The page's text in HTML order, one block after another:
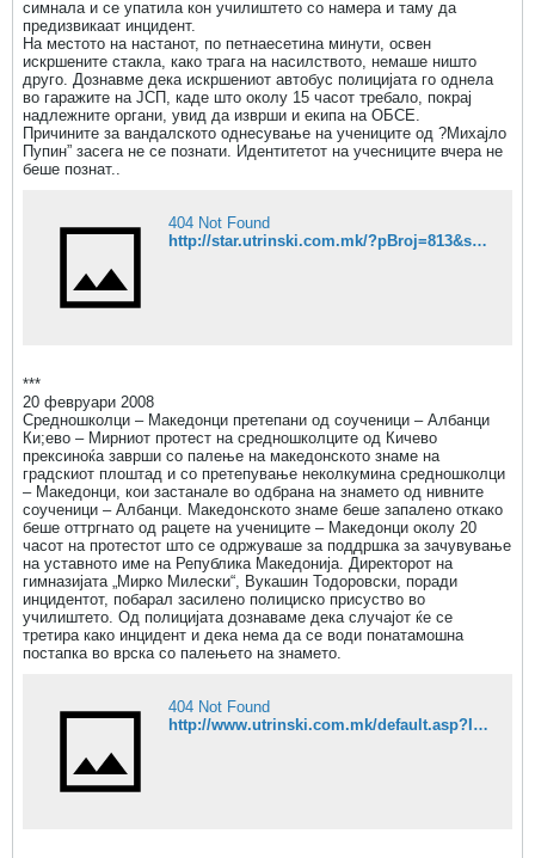
симнала и се упатила кон училиштето со намера и таму да
предизвикаат инцидент.
На местото на настанот, по петнаесетина минути, освен
искршените стакла, како трага на насилството, немаше ништо
друго. Дознавме дека искршениот автобус полицијата го однела
во гаражите на ЈСП, каде што околу 15 часот требало, покрај
надлежните органи, увид да изврши и екипа на ОБСЕ.
Причините за вандалското однесување на учениците од ?Михајло
Пупин” засега не се познати. Идентитетот на учесниците вчера не
беше познат..
404 Not Found
http://star.utrinski.com.mk/?pBroj=813&stID=4557&pR=3
***
20 февруари 2008
Средношколци – Македонци претепани од соученици – Албанци
Ки;ево – Мирниот протест на средношколците од Кичево
прексиноќа заврши со палење на македонското знаме на
градскиот плоштад и со претепување неколкумина средношколци
– Македонци, кои застанале во одбрана на знамето од нивните
соученици – Албанци. Македонското знаме беше запалено откако
беше оттргнато од рацете на учениците – Македонци околу 20
часот на протестот што се одржуваше за поддршка за зачувување
на уставното име на Република Македонија. Директорот на
гимназијата „Мирко Милески“, Вукашин Тодоровски, поради
инцидентот, побарал засилено полициско присуство во
училиштето. Од полицијата дознаваме дека случајот ќе се
третира како инцидент и дека нема да се води понатамошна
постапка во врска со палењето на знамето.
404 Not Found
http://www.utrinski.com.mk/default.asp?ItemID=11AE8EF53BC5D94E9D67CF4DB4C73830